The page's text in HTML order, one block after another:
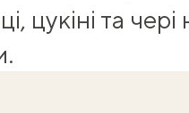
цукіні та